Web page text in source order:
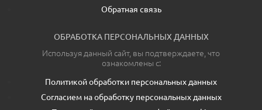
Обратная связь
ОБРАБОТКА ПЕРСОНАЛЬНЫХ ДАННЫХ
Используя данный сайт, вы подтверждаете, что
ознакомлены с:
Политикой обработки персональных данных
Согласием на обработку персональных данных